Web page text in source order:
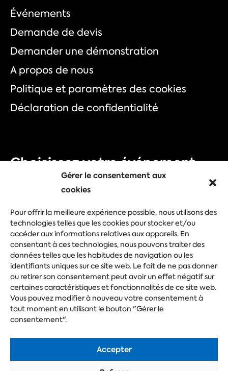
Gérer le consentement aux
cookies
Pour offrir la meilleure expérience possible, nous utilisons des
technologies telles que les cookies pour stocker et/ou
accéder aux informations relatives aux appareils. En
consentant à ces technologies, nous pouvons traiter des
données telles que les habitudes de navigation ou les
identifiants uniques sur ce site web. Le fait de ne pas donner
ou retirer son consentement peut avoir un effet négatif sur
certaines caractéristiques et fonctionnalités de ce site web.
Vous pouvez modifier à nouveau votre consentement à
tout moment en utilisant le bouton "Gérer le
consentement".
Accepter
Événements
Demande de devis
Demander une démonstration
A propos de nous
Politique et paramètres des cookies
Déclaration de confidentialité
Choisissez votre événement
Foire commerciale
Congrès
Evénement d'entreprise
Festival
Posez votre question